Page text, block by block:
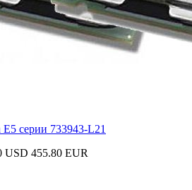
серии 733943-L21
USD 455.80 EUR